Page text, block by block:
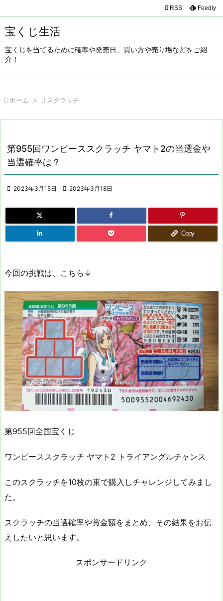
宝くじ生活
宝くじを当てるために確率や発売日、買い方や売り場などをご紹
介！

サイド
前へ
 RSS Feedly
 ホーム >  スクラッチ
第955回ワンピーススクラッチ ヤマト2の当選金や
当選確率は？
 2023年3月15日  2023年3月18日
Copy
今回の挑戦は、こちら↓
第955回全国宝くじ
ワンピーススクラッチ ヤマト2 トライアングルチャンス
このスクラッチを10枚の束で購入しチャレンジしてみまし
た。
スクラッチの当選確率や賞金額をまとめ、その結果をお伝
えしたいと思います。
スポンサードリンク